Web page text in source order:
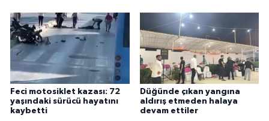
Feci motosiklet kazası: 72
yaşındaki sürücü hayatını
kaybetti
Düğünde çıkan yangına
aldırış etmeden halaya
devam ettiler